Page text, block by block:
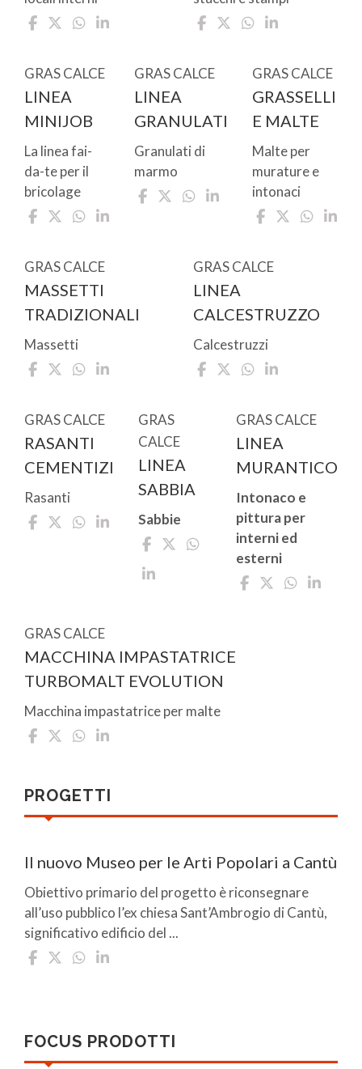
GRAS CALCE
LINEA
MINIJOB
La linea fai-
da-te per il
bricolage
GRAS CALCE
LINEA
GRANULATI
Granulati di
marmo
GRAS CALCE
GRASSELLI
E MALTE
Malte per
murature e
intonaci
GRAS CALCE
MASSETTI
TRADIZIONALI
Massetti
GRAS CALCE
LINEA
CALCESTRUZZO
Calcestruzzi
GRAS CALCE
RASANTI
CEMENTIZI
Rasanti
GRAS
CALCE
LINEA
SABBIA
Sabbie
GRAS CALCE
LINEA
MURANTICO
Intonaco e
pittura per
interni ed
esterni
GRAS CALCE
MACCHINA IMPASTATRICE
TURBOMALT EVOLUTION
Macchina impastatrice per malte
PROGETTI
Il nuovo Museo per le Arti Popolari a Cantù
Obiettivo primario del progetto è riconsegnare
all’uso pubblico l’ex chiesa Sant’Ambrogio di Cantù,
significativo edificio del ...
FOCUS PRODOTTI